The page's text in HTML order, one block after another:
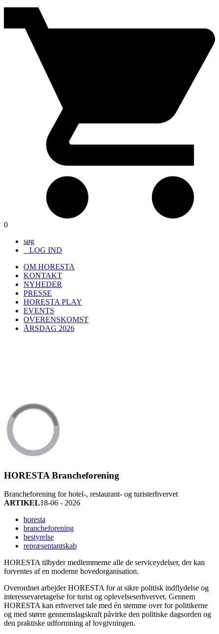
0
søg
LOG IND
OM HORESTA
KONTAKT
NYHEDER
PRESSE
HORESTA PLAY
EVENTS
OVERENSKOMST
ÅRSDAG 2026
HORESTA Brancheforening
Brancheforening for hotel-, restaurant- og turisterhvervet
ARTIKEL18-06 - 2026
horesta
brancheforening
bestyrelse
repræsentantskab
HORESTA tilbyder medlemmerne alle de serviceydelser, der kan
forventes af en moderne hovedorganisation.
Overordnet arbejder HORESTA for at sikre politisk indflydelse og
interessevaretagelse for turist og oplevelseserhvervet. Gennem
HORESTA kan erhvervet tale med én stemme over for politikerne
og med større gennemslagskraft påvirke den politiske dagsorden og
den praktiske udformning af lovgivningen.